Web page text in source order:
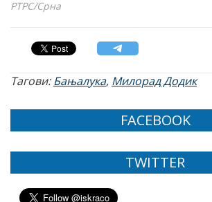
РТРС/Срна
Тагови:Бањалука, Милорад Додик
FACEBOOK
TWITTER